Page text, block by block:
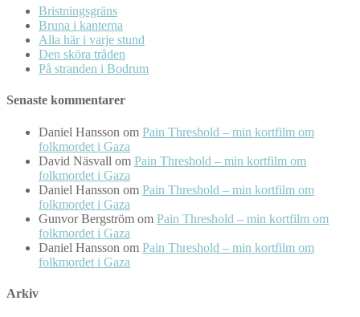
Bristningsgräns
Bruna i kanterna
Alla här i varje stund
Den sköra tråden
På stranden i Bodrum
Senaste kommentarer
Daniel Hansson om Pain Threshold – min kortfilm om
folkmordet i Gaza
David Näsvall om Pain Threshold – min kortfilm om
folkmordet i Gaza
Daniel Hansson om Pain Threshold – min kortfilm om
folkmordet i Gaza
Gunvor Bergström om Pain Threshold – min kortfilm om
folkmordet i Gaza
Daniel Hansson om Pain Threshold – min kortfilm om
folkmordet i Gaza
Arkiv